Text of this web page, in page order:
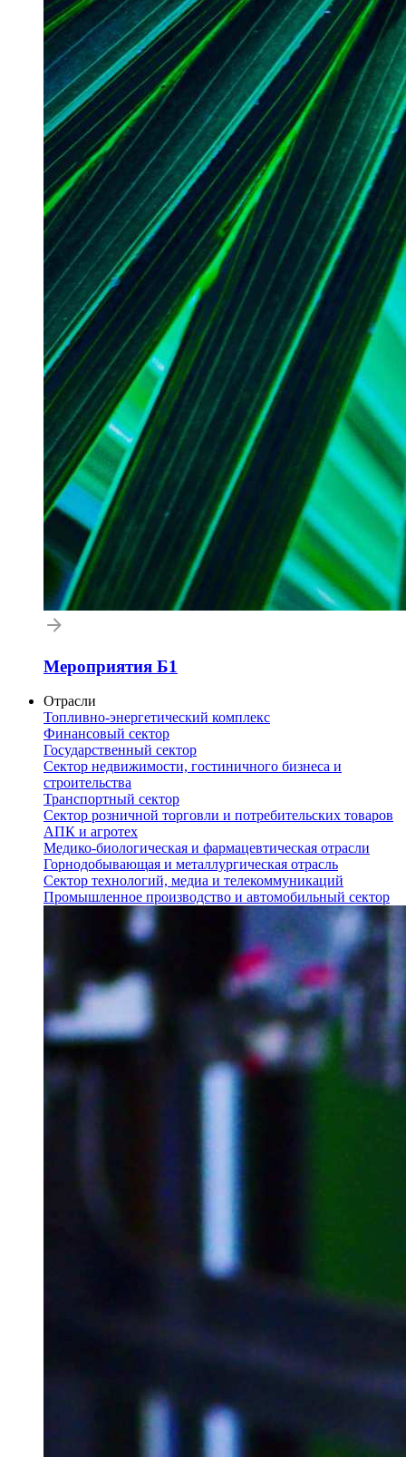
Мероприятия Б1
Отрасли
Топливно-энергетический комплекс
Финансовый сектор
Государственный сектор
Сектор недвижимости, гостиничного бизнеса и
строительства
Транспортный сектор
Сектор розничной торговли и потребительских товаров
АПК и агротех
Медико-биологическая и фармацевтическая отрасли
Горнодобывающая и металлургическая отрасль
Сектор технологий, медиа и телекоммуникаций
Промышленное производство и автомобильный сектор